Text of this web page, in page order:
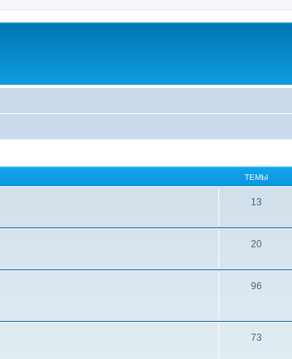
ТЕМЫ
13
20
96
73